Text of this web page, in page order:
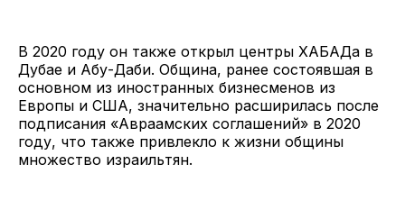
В 2020 году он также открыл центры ХАБАДа в
Дубае и Абу-Даби. Община, ранее состоявшая в
основном из иностранных бизнесменов из
Европы и США, значительно расширилась после
подписания «Авраамских соглашений» в 2020
году, что также привлекло к жизни общины
множество израильтян.